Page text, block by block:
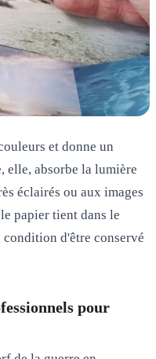
et donne un
elle, absorbe la lumière
éclairés ou aux images
papier tient dans le
condition d'être conservé
pour